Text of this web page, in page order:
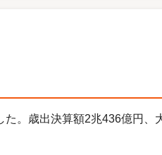
。歳出決算額2兆436億円、